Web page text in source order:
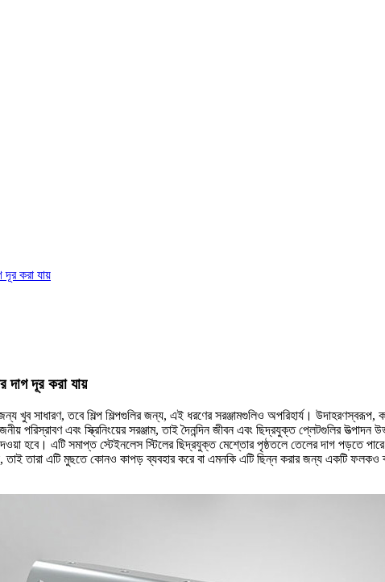
দূর করা যায়
দাগ দূর করা যায়
খুব সাধারণ, তবে শিল্প শিল্পগুলির জন্য, এই ধরণের সরঞ্জামগুলিও অপরিহার্য।
পরিস্রাবণ এবং স্ক্রিনিংয়ের সরঞ্জাম, তাই দৈনন্দিন জীবন এবং ছিদ্রযুক্ত প্লেটগুলির
হবে। এটি সমাপ্ত স্টেইনলেস স্টিলের ছিদ্রযুক্ত মেশ্তোর পৃষ্ঠতলে তেলের দাগ পড়তে
তারা এটি মুছতে কোনও কাপড় ব্যবহার করে বা এমনকি এটি ছিন্ন করার জন্য একটি ফলকও